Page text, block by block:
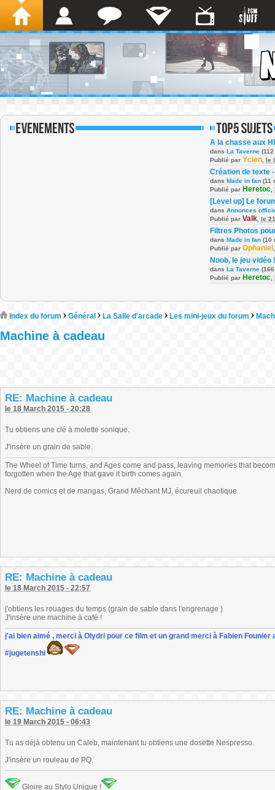
A la chasse aux
dans La Taverne
Publié par Ycien le
Création de texte
dans Made in fan (11
Publié par Heretoc
[Level up] Le
dans Annonces
Publié par Valk le
Filtres Photos
dans Made in fan (10
Publié par Ophaniel
Noob, le jeu vidéo !
dans La Taverne
Publié par Heretoc
Index du forum Général La Salle d'arcade Les mini-jeux du forum
Machine à cadeau
RE: Machine à cadeau
le 18 March 2015 - 20:28
Tu obtiens une clé à molette sonique.
J'insère un grain de sable.
The Wheel of Time turns, and Ages come and pass, leaving memories that
forgotten when the Age that gave it birth comes again.
Nerd de comics et de mangas, Grand Méchant MJ, écureuil chaotique
RE: Machine à cadeau
le 18 March 2015 - 22:57
j'obtiens les rouages du temps (grain de sable dans l'engrenage )
J'insère une machine à café !
j'ai bien aimé , merci à Olydri pour ce film et un grand merci à Fabien
#jugetenshi
RE: Machine à cadeau
le 19 March 2015 - 06:43
Tu as déjà obtenu un Caleb, maintenant tu obtiens une dosette Nespresso.
J'insère un rouleau de PQ.
Gloire au Stylo Unique !